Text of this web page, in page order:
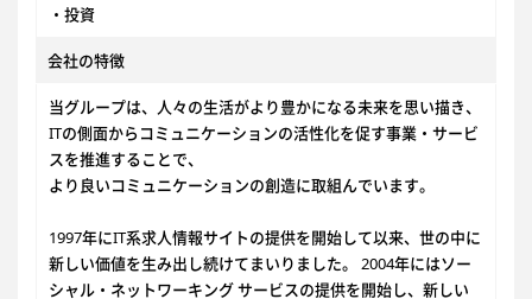
・投資
会社の特徴
当グループは、人々の生活がより豊かになる未来を思い描き、
ITの側面からコミュニケーションの活性化を促す事業・サービ
スを推進することで、
より良いコミュニケーションの創造に取組んでいます。
1997年にIT系求人情報サイトの提供を開始して以来、世の中に
新しい価値を生み出し続けてまいりました。 2004年にはソー
シャル・ネットワーキング サービスの提供を開始し、新しい